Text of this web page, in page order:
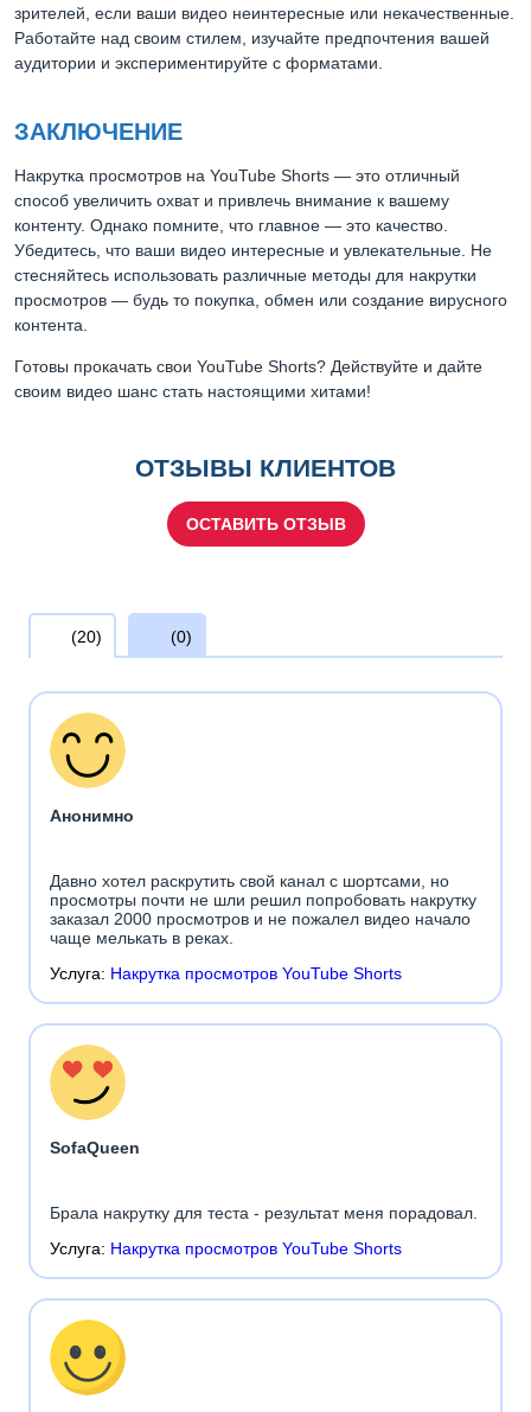
зрителей, если ваши видео неинтересные или некачественные.
Работайте над своим стилем, изучайте предпочтения вашей
аудитории и экспериментируйте с форматами.
ЗАКЛЮЧЕНИЕ
Накрутка просмотров на YouTube Shorts — это отличный
способ увеличить охват и привлечь внимание к вашему
контенту. Однако помните, что главное — это качество.
Убедитесь, что ваши видео интересные и увлекательные. Не
стесняйтесь использовать различные методы для накрутки
просмотров — будь то покупка, обмен или создание вирусного
контента.
Готовы прокачать свои YouTube Shorts? Действуйте и дайте
своим видео шанс стать настоящими хитами!
ОТЗЫВЫ КЛИЕНТОВ
ОСТАВИТЬ ОТЗЫВ
(20) (0)
Анонимно
Давно хотел раскрутить свой канал с шортсами, но
просмотры почти не шли решил попробовать накрутку
заказал 2000 просмотров и не пожалел видео начало
чаще мелькать в реках.
Услуга: Накрутка просмотров YouTube Shorts
SofaQueen
Брала накрутку для теста - результат меня порадовал.
Услуга: Накрутка просмотров YouTube Shorts